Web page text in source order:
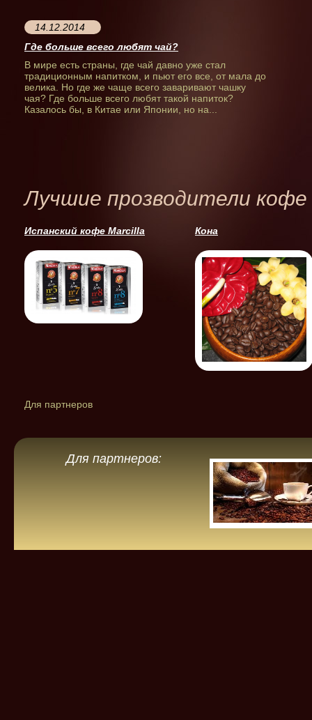
14.12.2014
Где больше всего любят чай?
В мире есть страны, где чай давно уже стал
традиционным напитком, и пьют его все, от мала до
велика. Но где же чаще всего заваривают чашку
чая? Где больше всего любят такой напиток?
Казалось бы, в Китае или Японии, но на...
Лучшие прозводители кофе
Испанский кофе Marcilla Кона
Для партнеров
Для партнеров: